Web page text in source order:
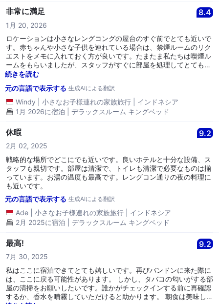
非常に満足 8.4
1月 20, 2026
ロケーションは小さなレングコングの屋台のすぐ前でとても近いで
す。赤ちゃんや小さな子供を連れている場合は、禁煙ルームのリク
エストをメモに入れておく方が良いです。たまたま私たちは喫煙ル
ームをもらいましたが、スタッフがすぐに部屋を処理してとても良
い香りになりました。素晴らしいです。このホテルの駐車場は一度
コンは涼しいですが、私が宿泊した部屋には冷蔵庫がありませんで
した。母乳を預けるための冷凍庫も提供していないので、冷蔵庫の
チルド室だけで保存することができます。
続きを読む
元の言語で表示する 生成AIによる翻訳
Windy 小さなお子様連れの家族旅行
インドネシア
1月 2026に宿泊 | デラックスルーム キングベッド
休暇 9.2
2月 02, 2025
戦略的な場所でどこにでも近いです。良いホテルと十分な設備、ス
タッフも親切です。部屋は清潔で、トイレも清潔で必要なものは揃
っています。お湯の温度も最高です。レングコン通りの夜の料理に
も近いです。
元の言語で表示する 生成AIによる翻訳
Ade 小さなお子様連れの家族旅行
インドネシア
2月 2025に宿泊 | デラックスルーム キングベッド
最高! 9.2
7月 30, 2025
私はここに宿泊できてとても嬉しいです。再びバンドンに来た際に
は、ここに戻る可能性があります。 しかし、タバコの匂いがする部
屋の清掃をお願いしたいです。誰かがチェックインする前に再確認
するか、香水を噴霧していただけると助かります。 朝食は美味しか